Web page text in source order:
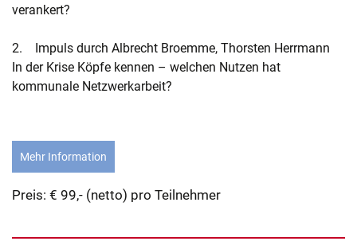
verankert?
2. Impuls durch Albrecht Broemme, Thorsten Herrmann
In der Krise Köpfe kennen – welchen Nutzen hat
kommunale Netzwerkarbeit?
Mehr Information
Preis: € 99,- (netto) pro Teilnehmer